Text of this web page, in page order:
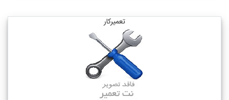
تعمیرکار